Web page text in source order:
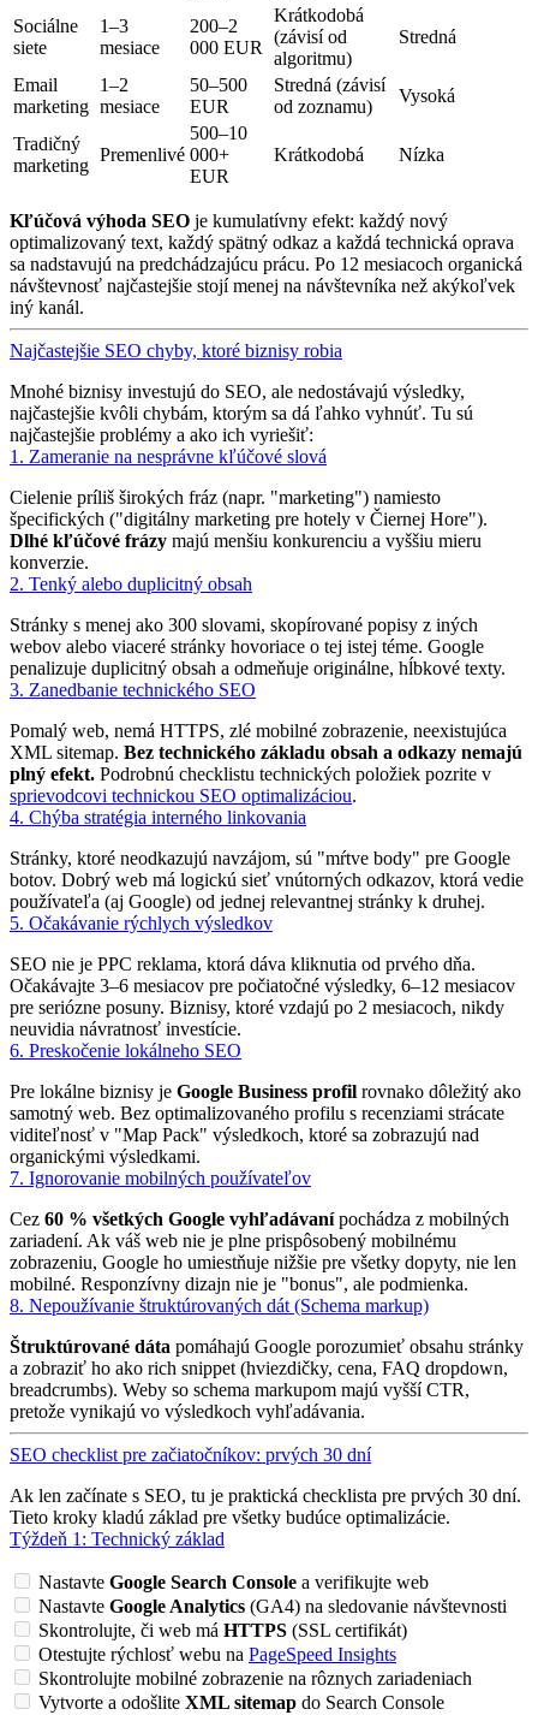
Sociálne
siete
1–3
mesiace
200–2
000 EUR
Krátkodobá
(závisí od
algoritmu)
Stredná
Email
marketing
1–2
mesiace
50–500
EUR
Stredná (závisí
od zoznamu)
Vysoká
Tradičný
marketing
Premenlivé
500–10
000+
EUR
Krátkodobá Nízka
Kľúčová výhoda SEO je kumulatívny efekt: každý nový
optimalizovaný text, každý spätný odkaz a každá technická oprava
sa nadstavujú na predchádzajúcu prácu. Po 12 mesiacoch organická
návštevnosť najčastejšie stojí menej na návštevníka než akýkoľvek
iný kanál.
Najčastejšie SEO chyby, ktoré biznisy robia
Mnohé biznisy investujú do SEO, ale nedostávajú výsledky,
najčastejšie kvôli chybám, ktorým sa dá ľahko vyhnúť. Tu sú
najčastejšie problémy a ako ich vyriešiť:
1. Zameranie na nesprávne kľúčové slová
Cielenie príliš širokých fráz (napr. "marketing") namiesto
špecifických ("digitálny marketing pre hotely v Čiernej Hore").
Dlhé kľúčové frázy majú menšiu konkurenciu a vyššiu mieru
konverzie.
2. Tenký alebo duplicitný obsah
Stránky s menej ako 300 slovami, skopírované popisy z iných
webov alebo viaceré stránky hovoriace o tej istej téme. Google
penalizuje duplicitný obsah a odmeňuje originálne, hĺbkové texty.
3. Zanedbanie technického SEO
Pomalý web, nemá HTTPS, zlé mobilné zobrazenie, neexistujúca
XML sitemap. Bez technického základu obsah a odkazy nemajú
plný efekt. Podrobnú checklistu technických položiek pozrite v
sprievodcovi technickou SEO optimalizáciou.
4. Chýba stratégia interného linkovania
Stránky, ktoré neodkazujú navzájom, sú "mŕtve body" pre Google
botov. Dobrý web má logickú sieť vnútorných odkazov, ktorá vedie
používateľa (aj Google) od jednej relevantnej stránky k druhej.
5. Očakávanie rýchlych výsledkov
SEO nie je PPC reklama, ktorá dáva kliknutia od prvého dňa.
Očakávajte 3–6 mesiacov pre počiatočné výsledky, 6–12 mesiacov
pre seriózne posuny. Biznisy, ktoré vzdajú po 2 mesiacoch, nikdy
neuvidia návratnosť investície.
6. Preskočenie lokálneho SEO
Pre lokálne biznisy je Google Business profil rovnako dôležitý ako
samotný web. Bez optimalizovaného profilu s recenziami strácate
viditeľnosť v "Map Pack" výsledkoch, ktoré sa zobrazujú nad
organickými výsledkami.
7. Ignorovanie mobilných používateľov
Cez 60 % všetkých Google vyhľadávanípochádza z mobilných
zariadení. Ak váš web nie je plne prispôsobený mobilnému
zobrazeniu, Google ho umiestňuje nižšie pre všetky dopyty, nie len
mobilné. Responzívny dizajn nie je "bonus", ale podmienka.
8. Nepoužívanie štruktúrovaných dát (Schema markup)
Štruktúrované dáta pomáhajú Google porozumieť obsahu stránky
a zobraziť ho ako rich snippet (hviezdičky, cena, FAQ dropdown,
breadcrumbs). Weby so schema markupom majú vyšší CTR,
pretože vynikajú vo výsledkoch vyhľadávania.
SEO checklist pre začiatočníkov: prvých 30 dní
Ak len začínate s SEO, tu je praktická checklista pre prvých 30 dní.
Tieto kroky kladú základ pre všetky budúce optimalizácie.
Týždeň 1: Technický základ
Nastavte Google Search Console a verifikujte web
Nastavte Google Analytics (GA4) na sledovanie návštevnosti
Skontrolujte, či web má HTTPS (SSL certifikát)
Otestujte rýchlosť webu na PageSpeed Insights
Skontrolujte mobilné zobrazenie na rôznych zariadeniach
Vytvorte a odošlite XML sitemap do Search Console